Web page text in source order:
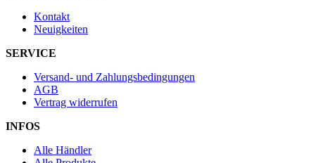
Kontakt
Neuigkeiten
SERVICE
Versand- und Zahlungsbedingungen
AGB
Vertrag widerrufen
INFOS
Alle Händler